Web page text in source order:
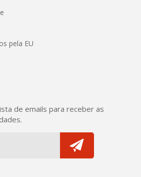
pela EU
de emails para receber as